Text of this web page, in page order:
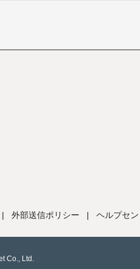
| 外部送信ポリシー | ヘルプセ
Co., Ltd.